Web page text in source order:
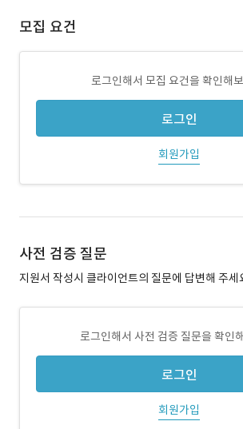
모집 요건
로그인해서 모집 요건을 확인해
로그인
회원가입
사전 검증 질문
지원서 작성시 클라이언트의 질문에 답변해 주세
로그인해서 사전 검증 질문을 확인
로그인
회원가입